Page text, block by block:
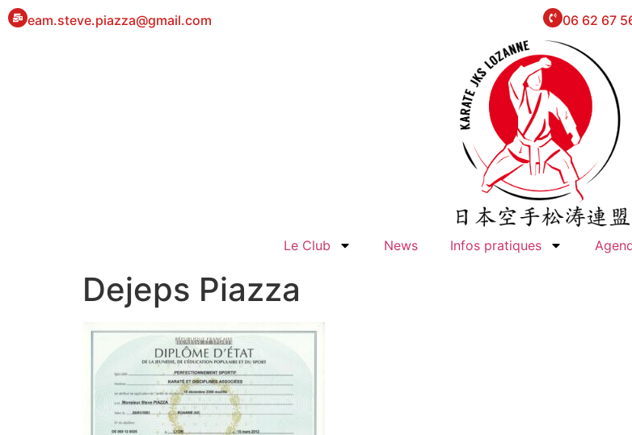
eam.steve.piazza@gmail.com 06 62 67
Le Club News Infos pratiques
Dejeps Piazza